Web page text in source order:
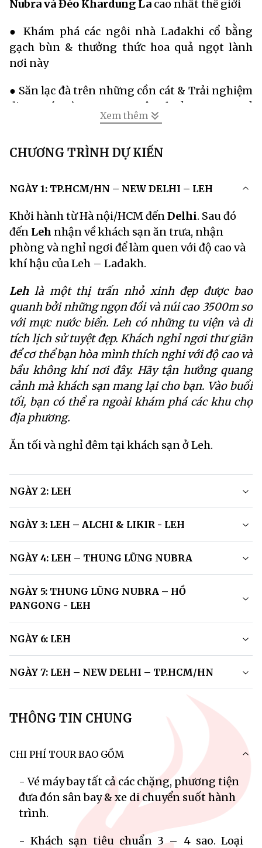
Nubra vàĐèo Khardung La cao nhất thế giới
● Khám phá các ngôi nhà Ladakhi cổ bằng
gạch bùn & thưởng thức hoa quả ngọt lành
nơi này
● Săn lạc đà trên những cồn cát & Trải nghiệm
đi xe máy vùng cao nguyên thưởng ngoạn vẻ
đẹp hùng vĩ nguyên sơ
Xem thêm
CHƯƠNG TRÌNH DỰ KIẾN
NGÀY 1: TP.HCM/HN – NEW DELHI – LEH
Khởi hành từ Hà nội/HCM đếnDelhi. Sau đó
đến Leh nhận về khách sạn ăn trưa, nhận
phòng và nghỉ ngơi để làm quen với độ cao và
khí hậu của Leh – Ladakh.
Lehlà một thị trấn nhỏ xinh đẹp được bao
quanh bởi những ngọn đồi và núi cao 3500m so
với mực nước biển. Leh có những tu viện và di
tích lịch sử tuyệt đẹp. Khách nghỉ ngơi thư giãn
để cơ thể bạn hòa mình thích nghi với độ cao và
bầu không khí nơi đây. Hãy tận hưởng quang
cảnh mà khách sạn mang lại cho bạn. Vào buổi
tối, bạn có thể ra ngoài khám phá các khu chợ
địa phương.
Ăn tối và nghỉ đêm tại khách sạn ở Leh.
NGÀY 2: LEH
NGÀY 3: LEH – ALCHI & LIKIR - LEH
NGÀY 4: LEH – THUNG LŨNG NUBRA
NGÀY 5: THUNG LŨNG NUBRA – HỒ
PANGONG - LEH
NGÀY 6: LEH
NGÀY 7: LEH – NEW DELHI – TP.HCM/HN
THÔNG TIN CHUNG
CHI PHÍ TOUR BAO GỒM
- Vé máy bay tất cả các chặng, phương tiện
đưa đón sân bay & xe di chuyển suốt hành
trình.
- Khách sạn tiêu chuẩn 3 – 4 sao. Loại